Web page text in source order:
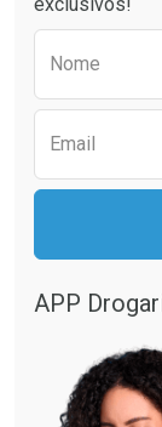
Comprar sem
Comprar sem
Por R$ 49,50/
Nome
Email
APP